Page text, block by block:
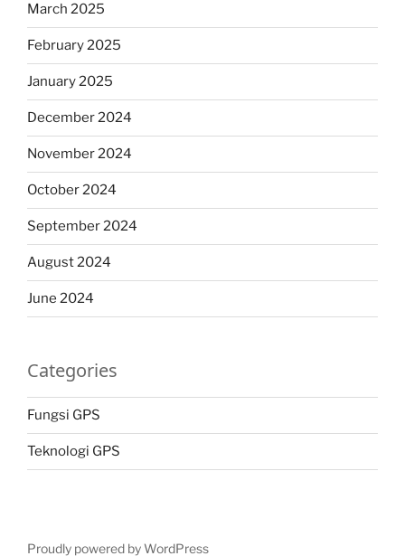
March 2025
February 2025
January 2025
December 2024
November 2024
October 2024
September 2024
August 2024
June 2024
Categories
Fungsi GPS
Teknologi GPS
Proudly powered by WordPress